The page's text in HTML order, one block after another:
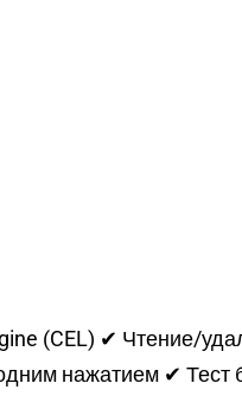
(CEL) ✔ Чтение/
нажатием ✔ Тест